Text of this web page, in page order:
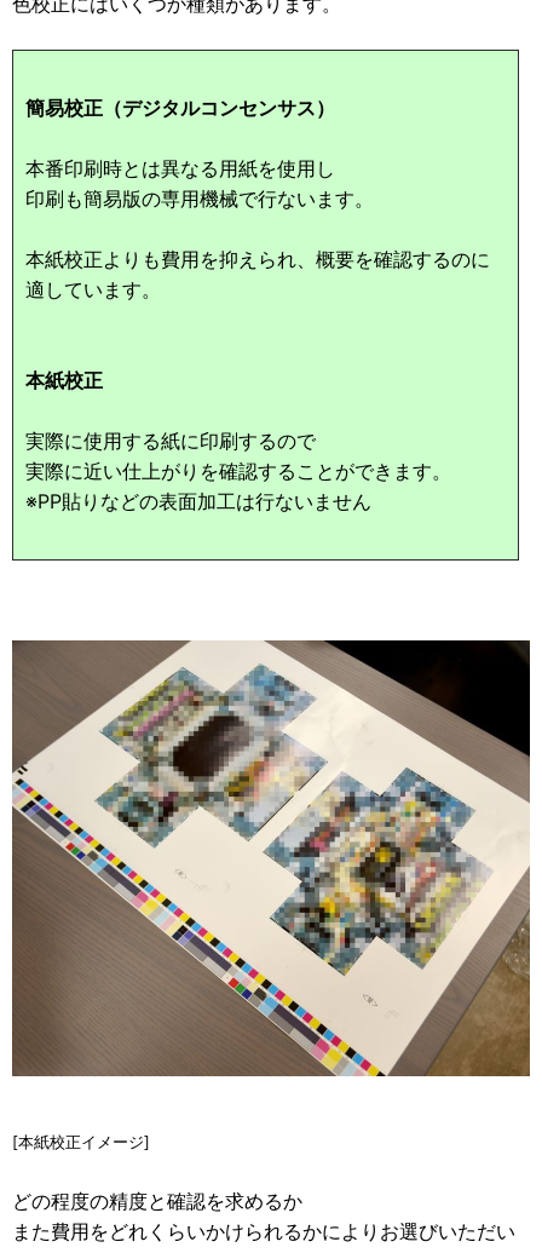
簡易校正（デジタルコンセンサス）
本番印刷時とは異なる用紙を使用し
印刷も簡易版の専用機械で行ないます。
本紙校正よりも費用を抑えられ、概要を確認するのに
適しています。
本紙校正
実際に使用する紙に印刷するので
実際に近い仕上がりを確認することができます。
※PP貼りなどの表面加工は行ないません
[本紙校正イメージ]
どの程度の精度と確認を求めるか
また費用をどれくらいかけられるかによりお選びいただい